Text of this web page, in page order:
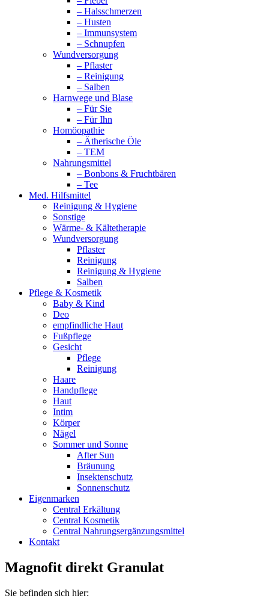
– Halsschmerzen
– Husten
– Immunsystem
– Schnupfen
Wundversorgung
– Pflaster
– Reinigung
– Salben
Harnwege und Blase
– Für Sie
– Für Ihn
Homöopathie
– Ätherische Öle
– TEM
Nahrungsmittel
– Bonbons & Fruchtbären
– Tee
Med. Hilfsmittel
Reinigung & Hygiene
Sonstige
Wärme- & Kältetherapie
Wundversorgung
Pflaster
Reinigung
Reinigung & Hygiene
Salben
Pflege & Kosmetik
Baby & Kind
Deo
empfindliche Haut
Fußpflege
Gesicht
Pflege
Reinigung
Haare
Handpflege
Haut
Intim
Körper
Nägel
Sommer und Sonne
After Sun
Bräunung
Insektenschutz
Sonnenschutz
Eigenmarken
Central Erkältung
Central Kosmetik
Central Nahrungsergänzungsmittel
Kontakt
Magnofit direkt Granulat
Sie befinden sich hier: